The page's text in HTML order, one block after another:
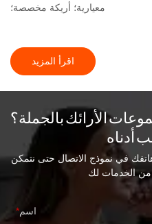
معيارية؛ أريكة مخصصة؛
اقرأ المزيد
الأرائك بالجملة؟
في نموذج الاتصال حتى نتمكن
اسم